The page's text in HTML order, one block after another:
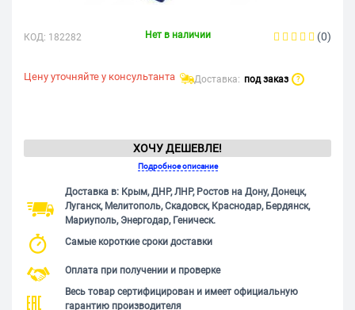
КОД: 182282 Нет в наличии (0)
Цену уточняйте у консультанта Доставка: под заказ ?
ХОЧУ ДЕШЕВЛЕ!
Подробное описание
Доставка в: Крым, ДНР, ЛНР, Ростов на Дону, Донецк,
Луганск, Мелитополь, Скадовск, Краснодар, Бердянск,
Мариуполь, Энергодар, Геническ.
Самые короткие сроки доставки
Оплата при получении и проверке
Весь товар сертифицирован и имеет официальную
гарантию производителя